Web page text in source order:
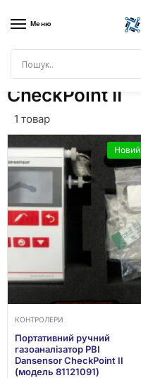
Меню
Головна
CheckPoint II
1 товар
Новий
КОНТРОЛЕРИ
Портативний ручний
газоаналізатор PBI
Dansensor CheckPoint II
(модель 81121091)